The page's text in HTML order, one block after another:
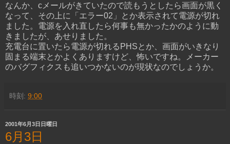
なんか、cメールがきていたので読もうとしたら画面が黒く
なって、その上に「エラー02」とか表示されて電源が切れ
ました。電源を入れ直したら何事も無かったかのように動
きましたが、あせりました。
充電台に置いたら電源が切れるPHSとか、画面がいきなり
固まる端末とかよくありますけど、怖いですね。メーカー
のバグフィクスも追いつかないのが現状なのでしょうか。
時刻: 9:00
2001年6月3日日曜日
6月3日